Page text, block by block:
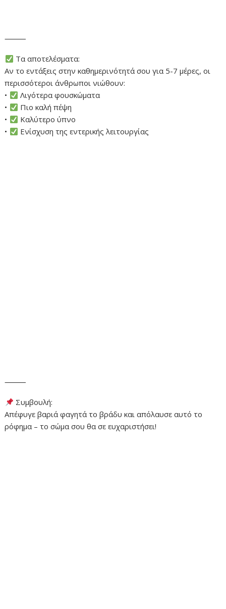
⸻
Τα αποτελέσματα:
Αν το εντάξεις στην καθημερινότητά σου για 5-7 μέρες, οι
περισσότεροι άνθρωποι νιώθουν:
•
Λιγότερα φουσκώματα
•
Πιο καλή πέψη
•
Καλύτερο ύπνο
•
Ενίσχυση της εντερικής λειτουργίας
⸻
Συμβουλή:
Απέφυγε βαριά φαγητά το βράδυ και απόλαυσε αυτό το
ρόφημα – το σώμα σου θα σε ευχαριστήσει!